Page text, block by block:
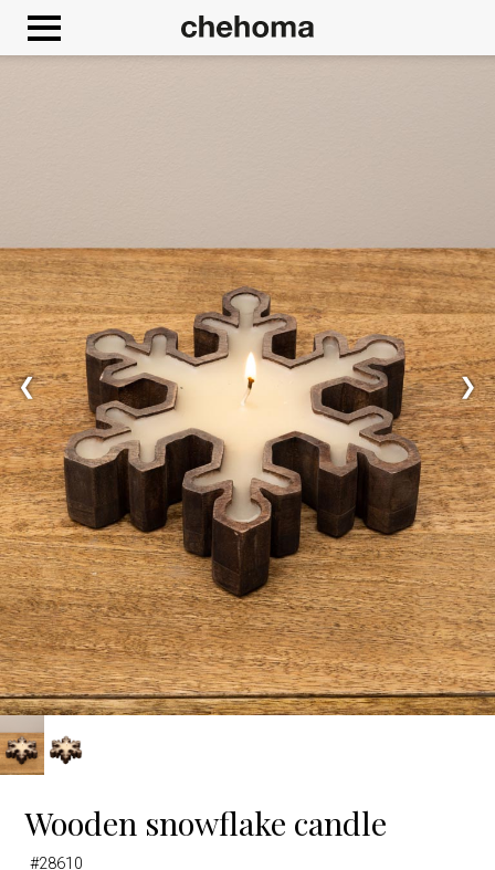
❮ ❯
Wooden snowflake candle
#28610
Google Maps is uitgeschakeld. Toestaan
Cookies beheer paneel